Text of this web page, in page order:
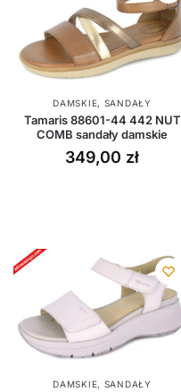
DAMSKIE, SANDAŁY
Tamaris 88601-44 442 NUT
COMB sandały damskie
349,00 zł
DAMSKIE, SANDAŁY